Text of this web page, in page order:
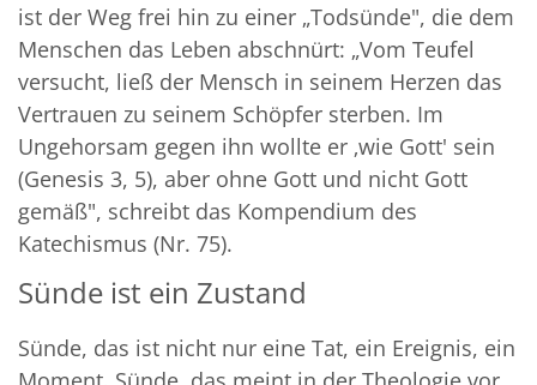
ist der Weg frei hin zu einer „Todsünde", die dem
Menschen das Leben abschnürt: „Vom Teufel
versucht, ließ der Mensch in seinem Herzen das
Vertrauen zu seinem Schöpfer sterben. Im
Ungehorsam gegen ihn wollte er ‚wie Gott' sein
(Genesis 3, 5), aber ohne Gott und nicht Gott
gemäß", schreibt das Kompendium des
Katechismus (Nr. 75).
Sünde ist ein Zustand
Sünde, das ist nicht nur eine Tat, ein Ereignis, ein